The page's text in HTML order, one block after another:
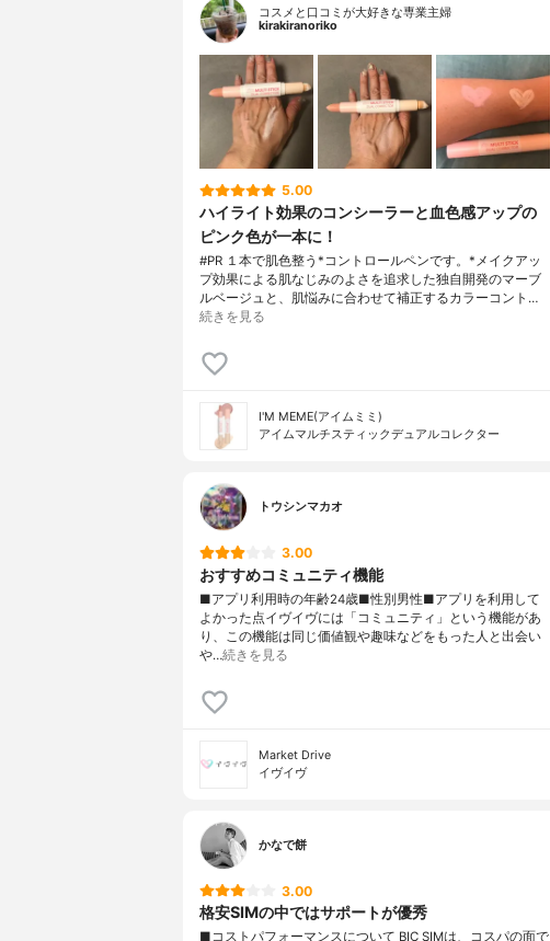
コスメと口コミが大好きな専業主婦
kirakiranoriko
5.00
ハイライト効果のコンシーラーと血色感アップの
ピンク色が一本に！
#PR １本で肌色整う*コントロールペンです。*メイクアッ
プ効果による肌なじみのよさを追求した独自開発のマーブ
ルベージュと、肌悩みに合わせて補正するカラーコント…
続きを見る
I'M MEME(アイムミミ)
アイムマルチスティックデュアルコレクター
トウシンマカオ
3.00
おすすめコミュニティ機能
■アプリ利用時の年齢24歳■性別男性■アプリを利用して
よかった点イヴイヴには「コミュニティ」という機能があ
り、この機能は同じ価値観や趣味などをもった人と出会い
や…続きを見る
Market Drive
イヴイヴ
かなで餅
3.00
格安SIMの中ではサポートが優秀
■コストパフォーマンスについて BIC SIMは、コスパの面で